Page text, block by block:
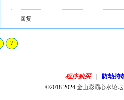
回复
7
程序购买 防劫持
©2018-2024金山彩霸心水论坛